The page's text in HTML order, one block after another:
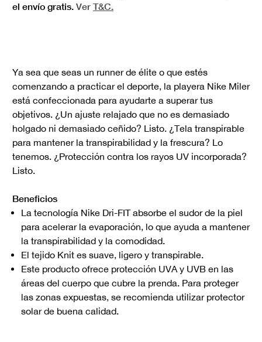
el envío gratis. Ver T&C.
Ya sea que seas un runner de élite o que estés
comenzando a practicar el deporte, la playera Nike Miler
está confeccionada para ayudarte a superar tus
objetivos. ¿Un ajuste relajado que no es demasiado
holgado ni demasiado ceñido? Listo. ¿Tela transpirable
para mantener la transpirabilidad y la frescura? Lo
tenemos. ¿Protección contra los rayos UV incorporada?
Listo.
Beneficios
La tecnología Nike Dri-FIT absorbe el sudor de la piel
para acelerar la evaporación, lo que ayuda a mantener
la transpirabilidad y la comodidad.
El tejido Knit es suave, ligero y transpirable.
Este producto ofrece protección UVA y UVB en las
áreas del cuerpo que cubre la prenda. Para proteger
las zonas expuestas, se recomienda utilizar protector
solar de buena calidad.